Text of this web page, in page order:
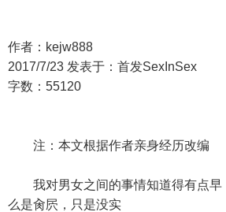
作者：kejw888
2017/7/23 发表于：首发SexInSex
字数：55120
注：本文根据作者亲身经历改编
我对男女之间的事情知道得有点早
么是肏屄，只是没实